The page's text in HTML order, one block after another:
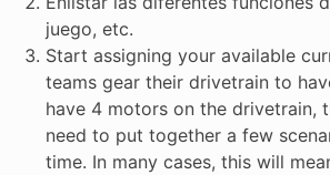
juego, etc.
Start assigning your available
teams gear their drivetrain to
have 4 motors on the drivetrain,
need to put together a few
time. In many cases, this will